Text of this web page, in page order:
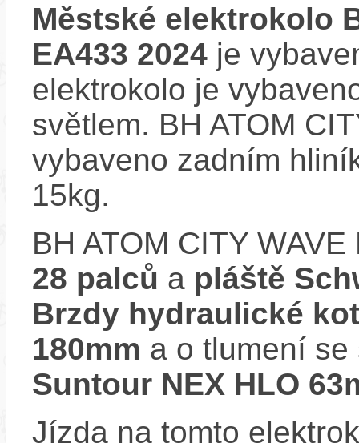
Městské elektrokolo
EA433 2024 je
elektrokolo je
světlem. BH ATOM
vybaveno zadním
15kg.
BH ATOM CITY
28 palců a pláště
Brzdy hydraulické
180mm a o tlumení
Suntour NEX HLO
Jízda na tomto